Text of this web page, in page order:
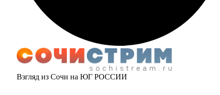
Взгляд из Сочи на ЮГ РОССИИ